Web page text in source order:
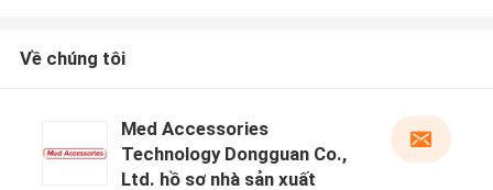
Về chúng tôi
Med Accessories
Technology Dongguan Co.,
Ltd. hồ sơ nhà sản xuất